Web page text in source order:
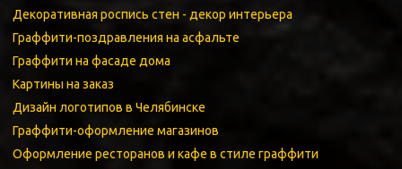
Декоративная роспись стен - декор интерьера
Граффити-поздравления на асфальте
Граффити на фасаде дома
Картины на заказ
Дизайн логотипов в Челябинске
Граффити-оформление магазинов
Оформление ресторанов и кафе в стиле граффити